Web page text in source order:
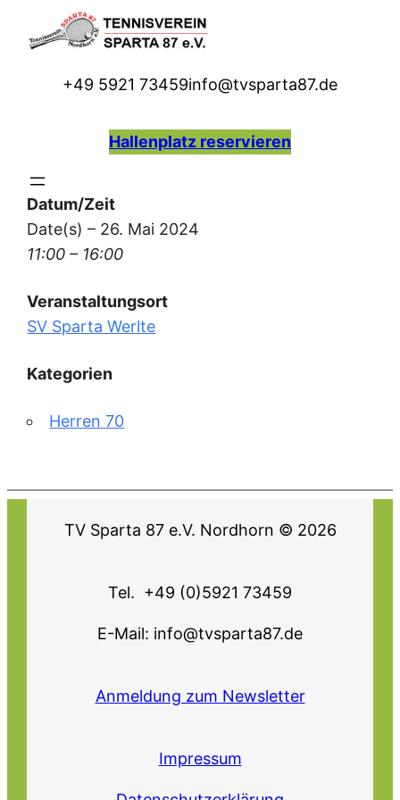
Inhalt
+49 5921 73459info@tvsparta87.de
Hallenplatz reservieren
Datum/Zeit
Date(s) – 26. Mai 2024
11:00 – 16:00
Veranstaltungsort
SV Sparta Werlte
Kategorien
Herren 70
TV Sparta 87 e.V. Nordhorn © 2026
Tel. +49 (0)5921 73459
E-Mail: info@tvsparta87.de
Anmeldung zum Newsletter
Impressum